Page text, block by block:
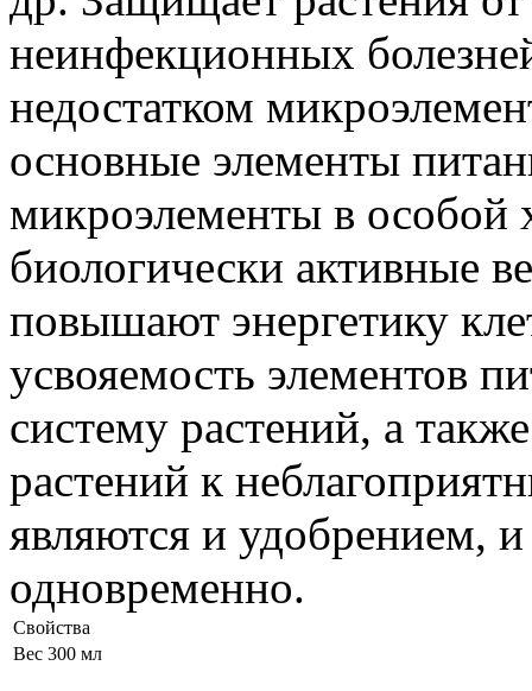
неинфекционных
недостатком
основные элементы
микроэлементы в особой
биологически активные
повышают энергетику
усвояемость элементов
систему растений, а
растений к
являются и удобрением,
одновременно.
Свойства
Вес 300 мл